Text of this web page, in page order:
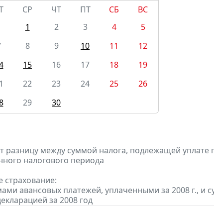
СР ЧТ ПТ СБ
ВС
1
2 3 4
5
8 9 10 11
12
15 16 17 18
19
22 23 24 25
26
29 30
между суммой налога, подлежащей уплате
налогового периода
страхование:
авансовых платежей, уплаченными за 2008 г., и
за 2008 год